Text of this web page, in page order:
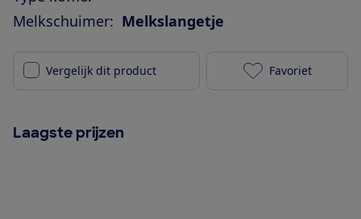
Melkschuimer: Melkslangetje
Vergelijk dit product NIVONA
Favoriet
Laagste prijzen